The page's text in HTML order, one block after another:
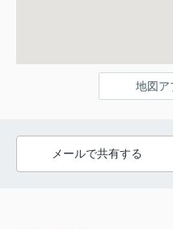
地図ア
メールで共有する